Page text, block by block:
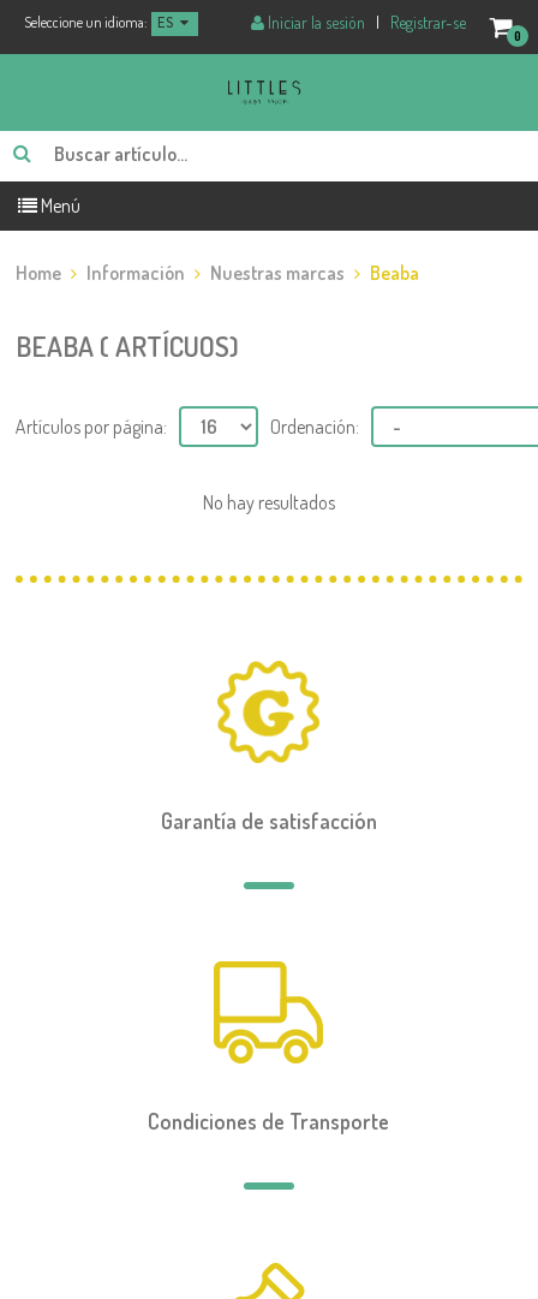
Seleccione un idioma: ES
0
Iniciar la sesión | Registrar-se
Menú
Home Información Nuestras marcas Beaba
BEABA ( ARTÍCUOS)
Artículos por página: Ordenación:
No hay resultados
Garantía de satisfacción
Condiciones de Transporte